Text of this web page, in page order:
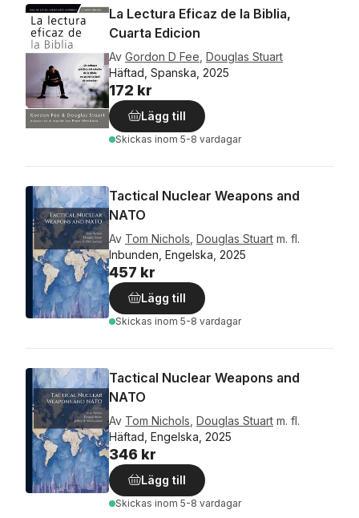
La Lectura Eficaz de la Biblia,
Cuarta Edicion
Av Gordon D Fee Douglas Stuart
Häftad, Spanska, 2025
172 kr
Lägg till
Skickas inom 5-8 vardagar
Tactical Nuclear Weapons and
NATO
Av Tom Nichols Douglas Stuart m. fl.
Inbunden, Engelska, 2025
457 kr
Lägg till
Skickas inom 5-8 vardagar
Tactical Nuclear Weapons and
NATO
Av Tom Nichols Douglas Stuart m. fl.
Häftad, Engelska, 2025
346 kr
Lägg till
Skickas inom 5-8 vardagar